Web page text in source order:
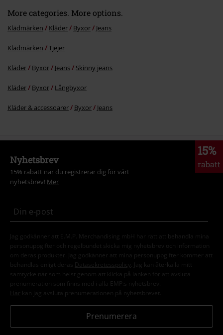
More categories. More options.
Klädmärken Kläder Byxor Jeans
Klädmärken Tjejer
Kläder Byxor Jeans Skinny jeans
Kläder Byxor Långbyxor
Kläder & accessoarer Byxor Jeans
15%
rabatt
Nyhetsbrev
15% rabatt när du registrerar dig för vårt
nyhetsbrev! Mer
Jag godkänner att E.M.P. Merchandising mbH har rätt att behandla mina
personuppgifter och regelbundet skicka mig nyhetsbrev och information
om deras produkter. Jag godkänner att mina personuppgifter kommer att
behandlas enligt deras
Datasekretesspolicy
. Jag kan återkalla mitt
samtycke när som helst genom att klicka på länken för att avsluta
prenumeration som finns med i alla EMP:s nyhetsbrev.
Här kan jag avsluta prenumerationen på nyhetsbrevet.
Prenumerera